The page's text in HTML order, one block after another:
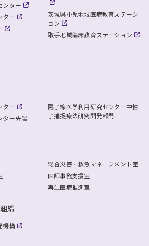
ンター
ター
茨城県小児地域医療教育ステーシ
ョン
取手地域臨床教育ステーション
ター
ター先端
陽子線医学利用研究センター中性
子捕捉療法研究開発部門
総合災害・救急マネージメント室
医師事務支援室
再生医療推進室
織
機構